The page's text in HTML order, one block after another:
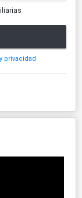
privacidad